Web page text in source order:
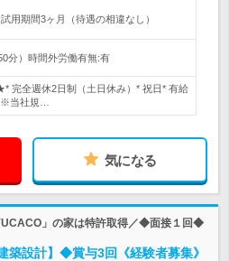
用期間3ヶ月（待遇の相違なし）
分）時間外労働有無:有
完全週休2日制（土日休み）* 祝日* 有給
※当社規…
気になる
」の家は特許取得／◆面接１回◆
築設計】◆賞与3回《経験者募集》